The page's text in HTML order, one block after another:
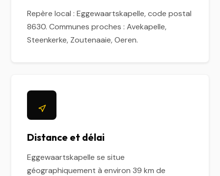
Repère local : Eggewaartskapelle, code postal
8630. Communes proches : Avekapelle,
Steenkerke, Zoutenaaie, Oeren.
Distance et délai
Eggewaartskapelle se situe
géographiquement à environ 39 km de